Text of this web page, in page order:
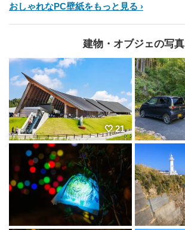
おしゃれなPC壁紙をもっと見る
建物・オブジェの写真
21